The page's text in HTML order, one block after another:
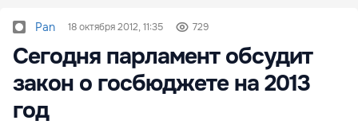
Pan 18 октября 2012, 11:35 729
Сегодня парламент обсудит
закон о госбюджете на 2013
год